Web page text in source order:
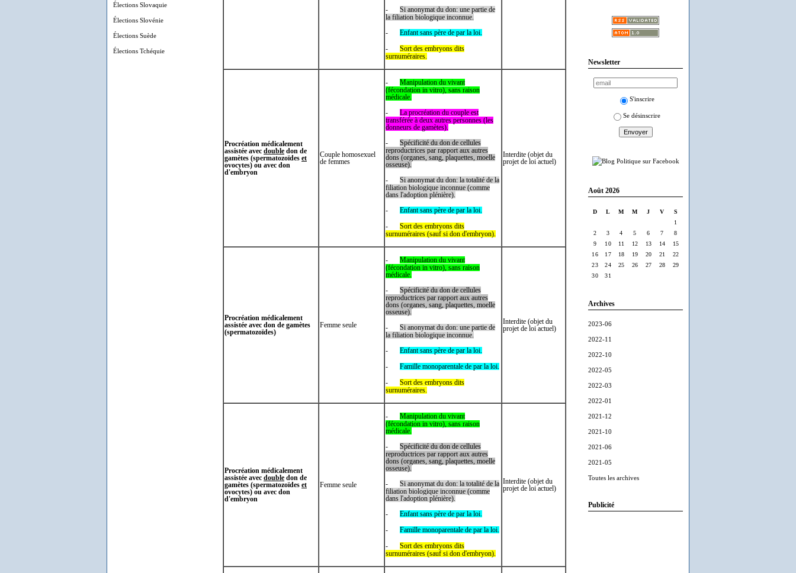
Élections Slovaquie
Élections Slovénie
Élections Suède
Élections Tchéquie
Newsletter
S'inscrire
Se désinscrire
Août 2026
D L M M J V
S
1
2
3 4 5 6 7
8
9
10 11 12 13 14
15
16
17 18 19 20 21
22
23
24 25 26 27 28
29
30
31
Archives
2023-06
2022-11
2022-10
2022-05
2022-03
2022-01
2021-12
2021-10
2021-06
2021-05
Toutes les archives
Publicité
-
Si anonymat du don: une partie de
la filiation biologique inconnue.
- Enfant sans père de par la loi.
-
Sort des embryons dits
surnuméraires.
Procréation médicalement
assistée avec double don de
gamètes (spermatozoïdes et
ovocytes) ou avec don
d'embryon
Couple homosexuel
de femmes
-
Manipulation du vivant
(fécondation in vitro), sans raison
médicale.
-
La procréation du couple est
transférée à deux autres personnes (les
donneurs de gamètes).
-
Spécificité du don de cellules
reproductrices par rapport aux autres
dons (organes, sang, plaquettes, moelle
osseuse).
-
Si anonymat du don: la totalité de la
filiation biologique inconnue (comme
dans l'adoption plénière).
- Enfant sans père de par la loi.
-
Sort des embryons dits
surnuméraires (sauf si don d'embryon).
Interdite (objet du
projet de loi actuel)
Procréation médicalement
assistée avec don de gamètes
(spermatozoïdes)
Femme seule
-
Manipulation du vivant
(fécondation in vitro), sans raison
médicale.
-
Spécificité du don de cellules
reproductrices par rapport aux autres
dons (organes, sang, plaquettes, moelle
osseuse).
-
Si anonymat du don: une partie de
la filiation biologique inconnue.
- Enfant sans père de par la loi.
- Famille monoparentale de par la loi.
-
Sort des embryons dits
surnuméraires.
Interdite (objet du
projet de loi actuel)
Procréation médicalement
assistée avec double don de
gamètes (spermatozoïdes et
ovocytes) ou avec don
d'embryon
Femme seule
-
Manipulation du vivant
(fécondation in vitro), sans raison
médicale.
-
Spécificité du don de cellules
reproductrices par rapport aux autres
dons (organes, sang, plaquettes, moelle
osseuse).
-
Si anonymat du don: la totalité de la
filiation biologique inconnue (comme
dans l'adoption plénière).
- Enfant sans père de par la loi.
- Famille monoparentale de par la loi.
-
Sort des embryons dits
surnuméraires (sauf si don d'embryon).
Interdite (objet du
projet de loi actuel)